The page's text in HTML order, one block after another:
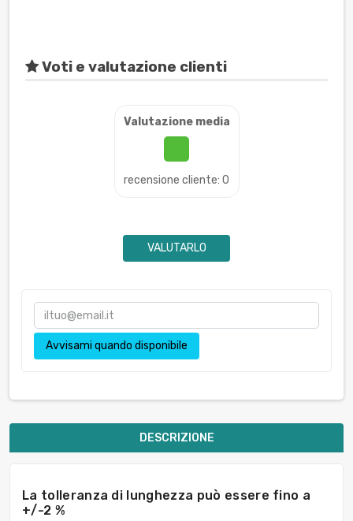
Voti e valutazione clienti
Valutazione media
recensione cliente: 0
VALUTARLO
Avvisami quando disponibile
DESCRIZIONE
La tolleranza di lunghezza può essere fino a
+/-2 %